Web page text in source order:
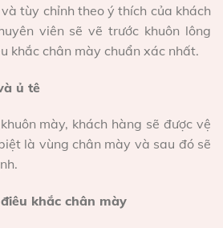
tùy chỉnh theo ý thích của khách
viên sẽ vẽ trước khuôn lông
khắc chân mày chuẩn xác nhất.
ủ tê
mày, khách hàng sẽ được vệ
là vùng chân mày và sau đó sẽ
khắc chân mày